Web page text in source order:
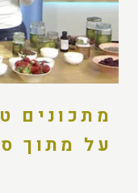
מתכונים
על מתוך